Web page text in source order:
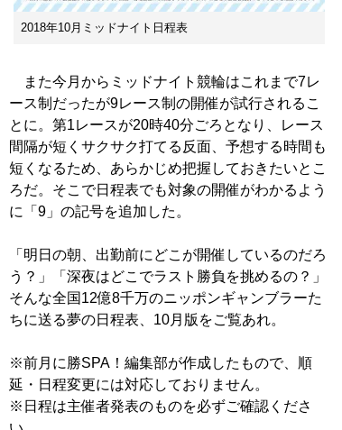
2018年10月ミッドナイト日程表
また今月からミッドナイト競輪はこれまで7レ
ース制だったが9レース制の開催が試行されるこ
とに。第1レースが20時40分ごろとなり、レース
間隔が短くサクサク打てる反面、予想する時間も
短くなるため、あらかじめ把握しておきたいとこ
ろだ。そこで日程表でも対象の開催がわかるよう
に「9」の記号を追加した。
「明日の朝、出勤前にどこが開催しているのだろ
う？」「深夜はどこでラスト勝負を挑めるの？」
そんな全国12億8千万のニッポンギャンブラーた
ちに送る夢の日程表、10月版をご覧あれ。
※前月に勝SPA！編集部が作成したもので、順
延・日程変更には対応しておりません。
※日程は主催者発表のものを必ずご確認くださ